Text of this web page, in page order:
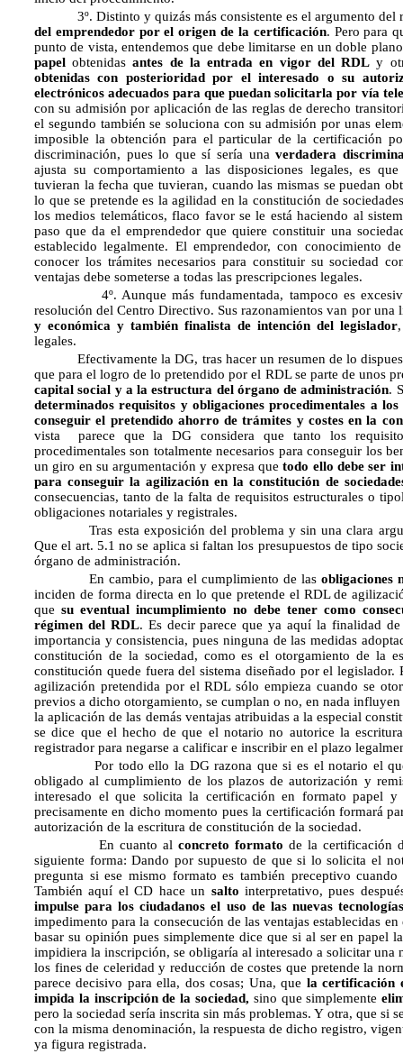
3º. Distinto y quizás más consistente es el argumento del
del emprendedor por el origen de la certificación. Pero para
punto de vista, entendemos que debe limitarse en un doble
papel obtenidasantes de la entrada en vigor del RDL y
obtenidas con posterioridad por el interesado o su
electrónicos adecuados para que puedan solicitarla por vía
con su admisión por aplicación de las reglas de derecho
el segundo también se soluciona con su admisión por unas
imposible la obtención para el particular de la certificación
discriminación, pues lo que sí sería unaverdadera
ajusta su comportamiento a las disposiciones legales, es
tuvieran la fecha que tuvieran, cuando las mismas se puedan
lo que se pretende es la agilidad en la constitución de
los medios telemáticos, flaco favor se le está haciendo al
paso que da el emprendedor que quiere constituir una
establecido legalmente. El emprendedor, con conocimiento
conocer los trámites necesarios para constituir su sociedad
ventajas debe someterse a todas las prescripciones legales.
4º. Aunque más fundamentada, tampoco es
resolución del Centro Directivo. Sus razonamientos van por una
y económica y también finalista de intención del legislador
legales.
Efectivamente la DG, tras hacer un resumen de lo
que para el logro de lo pretendido por el RDL se parte de unos
capital social y a la estructura del órgano de administración.
determinados requisitos y obligaciones procedimentales a
conseguir el pretendido ahorro de trámites y costes en la
vista parece que la DG considera que tanto los
procedimentales son totalmente necesarios para conseguir los
un giro en su argumentación y expresa quetodo ello debe ser
para conseguir la agilización en la constitución de
consecuencias, tanto de la falta de requisitos estructurales o
obligaciones notariales y registrales.
Tras esta exposición del problema y sin una clara
Que el art. 5.1 no se aplica si faltan los presupuestos de tipo
órgano de administración.
En cambio, para el cumplimiento de las obligaciones
inciden de forma directa en lo que pretende el RDL de
quesu eventual incumplimiento no debe tener como
régimen del RDL. Es decir parece que ya aquí la finalidad
importancia y consistencia, pues ninguna de las medidas
constitución de la sociedad, como es el otorgamiento de la
constitución quede fuera del sistema diseñado por el legislador.
agilización pretendida por el RDL sólo empieza cuando se
previos a dicho otorgamiento, se cumplan o no, en nada
la aplicación de las demás ventajas atribuidas a la especial
se dice que el hecho de que el notario no autorice la
registrador para negarse a calificar e inscribir en el plazo
Por todo ello la DG razona que si es el notario el que
obligado al cumplimiento de los plazos de autorización y
interesado el que solicita la certificación en formato papel
precisamente en dicho momento pues la certificación formará
autorización de la escritura de constitución de la sociedad.
En cuanto alconcreto formato de la certificación
siguiente forma: Dando por supuesto de que si lo solicita el
pregunta si ese mismo formato es también preceptivo
También aquí el CD hace un salto interpretativo, pues
impulse para los ciudadanos el uso de las nuevas tecnologías
impedimento para la consecución de las ventajas establecidas
basar su opinión pues simplemente dice que si al ser en papel
impidiera la inscripción, se obligaría al interesado a solicitar una
los fines de celeridad y reducción de costes que pretende la
parece decisivo para ella, dos cosas; Una, que la certificación
impida la inscripción de la sociedad, sino que simplemente
pero la sociedad sería inscrita sin más problemas. Y otra, que si
con la misma denominación, la respuesta de dicho registro,
ya figura registrada.